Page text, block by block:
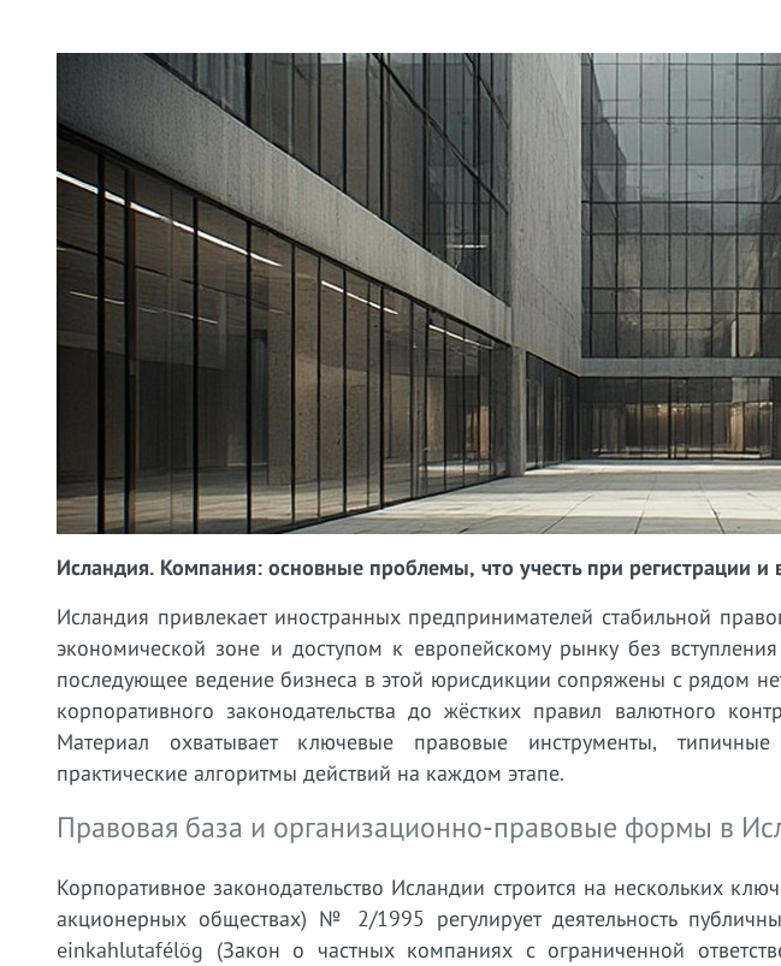
Исландия. Компания: основные проблемы, что учесть при регистрации и
Исландия привлекает иностранных предпринимателей стабильной
экономической зоне и доступом к европейскому рынку без
последующее ведение бизнеса в этой юрисдикции сопряжены с рядом
корпоративного законодательства до жёстких правил валютного
Материал охватывает ключевые правовые инструменты,
практические алгоритмы действий на каждом этапе.
Правовая база и организационно-правовые формы в
Корпоративное законодательство Исландии строится на нескольких
акционерных обществах) № 2/1995 регулирует деятельность
einkahlutafélög (Закон о частных компаниях с ограниченной